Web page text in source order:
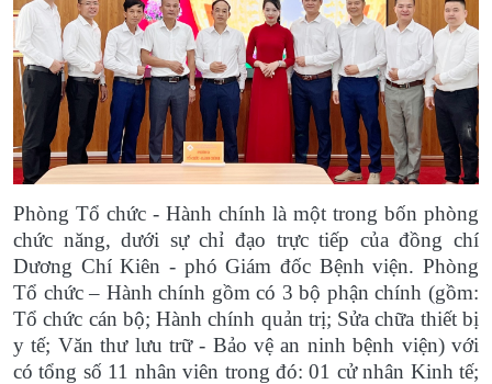
Phòng Tổ chức - Hành chính là một trong bốn phòng
chức năng, dưới sự chỉ đạo trực tiếp của đồng chí
Dương Chí Kiên - phó Giám đốc Bệnh viện. Phòng
Tổ chức – Hành chính gồm có 3 bộ phận chính (gồm:
Tổ chức cán bộ; Hành chính quản trị; Sửa chữa thiết bị
y tế; Văn thư lưu trữ - Bảo vệ an ninh bệnh viện) với
có tổng số 11 nhân viên trong đó: 01 cử nhân Kinh tế;